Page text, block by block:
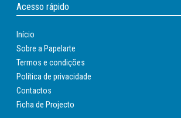
Acesso rápido
Início
Sobre a Papelarte
Termos e condições
Política de privacidade
Contactos
Ficha de Projecto